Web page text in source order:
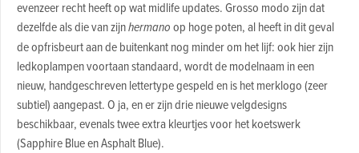
evenzeer recht heeft op wat midlife updates. Grosso modo zijn dat
dezelfde als die van zijnhermanoop hoge poten, al heeft in dit geval
de opfrisbeurt aan de buitenkant nog minder om het lijf: ook hier zijn
ledkoplampen voortaan standaard, wordt de modelnaam in een
nieuw, handgeschreven lettertype gespeld en is het merklogo (zeer
subtiel) aangepast. O ja, en er zijn drie nieuwe velgdesigns
beschikbaar, evenals twee extra kleurtjes voor het koetswerk
(Sapphire Blue en Asphalt Blue).